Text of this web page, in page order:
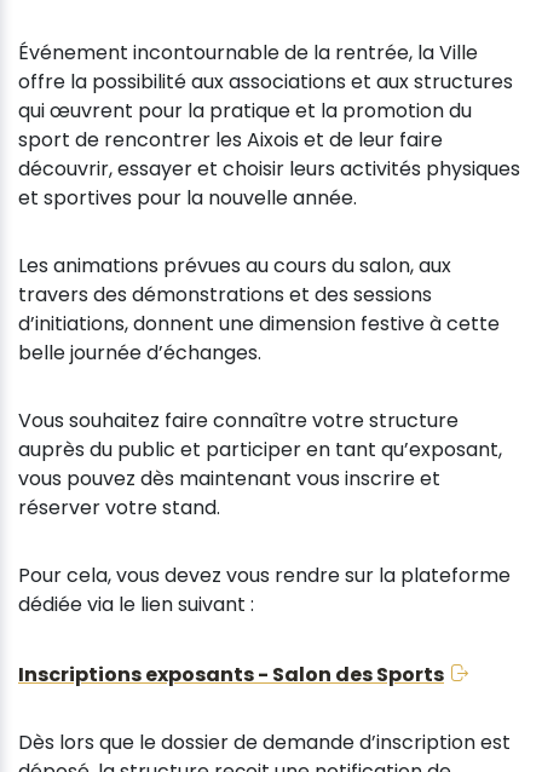
Événement incontournable de la rentrée, la Ville
offre la possibilité aux associations et aux structures
qui œuvrent pour la pratique et la promotion du
sport de rencontrer les Aixois et de leur faire
découvrir, essayer et choisir leurs activités physiques
et sportives pour la nouvelle année.
Les animations prévues au cours du salon, aux
travers des démonstrations et des sessions
d’initiations, donnent une dimension festive à cette
belle journée d’échanges.
Vous souhaitez faire connaître votre structure
auprès du public et participer en tant qu’exposant,
vous pouvez dès maintenant vous inscrire et
réserver votre stand.
Pour cela, vous devez vous rendre sur la plateforme
dédiée via le lien suivant :
Inscriptions exposants - Salon des Sports
Dès lors que le dossier de demande d’inscription est